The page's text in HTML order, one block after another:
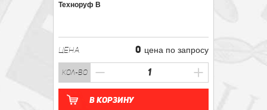
Техноруф В
ЦЕНА 0 цена по запросу
кол-во
В корзину